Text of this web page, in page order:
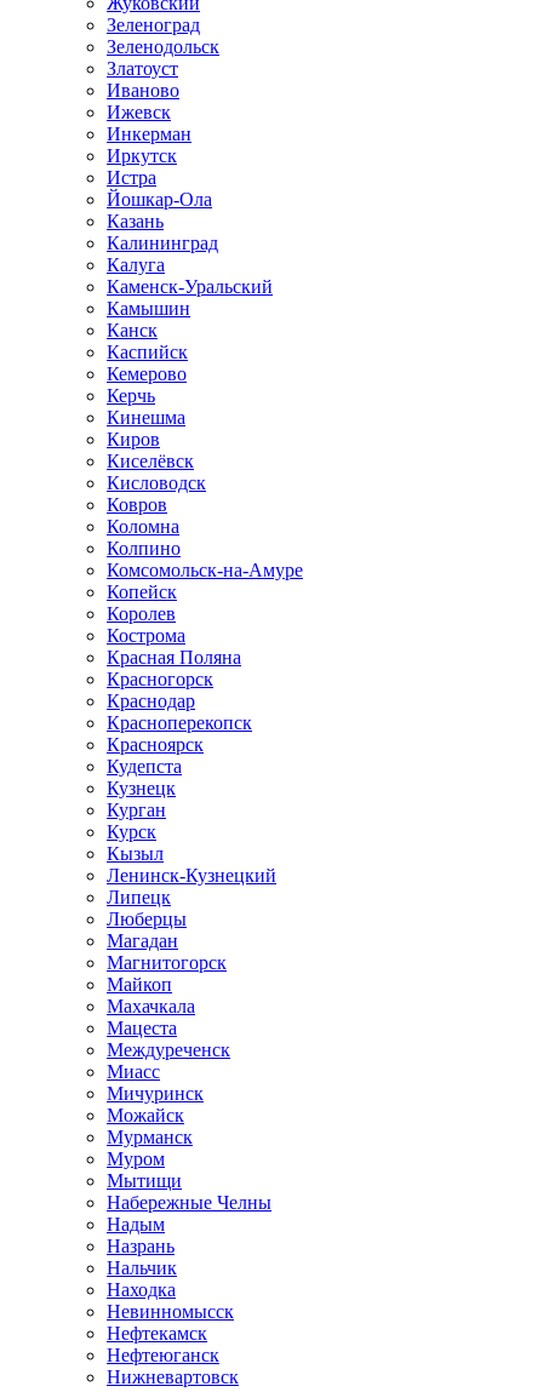
Зеленоград
Зеленодольск
Златоуст
Иваново
Ижевск
Инкерман
Иркутск
Истра
Йошкар-Ола
Казань
Калининград
Калуга
Каменск-Уральский
Камышин
Канск
Каспийск
Кемерово
Керчь
Кинешма
Киров
Киселёвск
Кисловодск
Ковров
Коломна
Колпино
Комсомольск-на-Амуре
Копейск
Королев
Кострома
Красная Поляна
Красногорск
Краснодар
Красноперекопск
Красноярск
Кудепста
Кузнецк
Курган
Курск
Кызыл
Ленинск-Кузнецкий
Липецк
Люберцы
Магадан
Магнитогорск
Майкоп
Махачкала
Мацеста
Междуреченск
Миасс
Мичуринск
Можайск
Мурманск
Муром
Мытищи
Набережные Челны
Надым
Назрань
Нальчик
Находка
Невинномысск
Нефтекамск
Нефтеюганск
Нижневартовск